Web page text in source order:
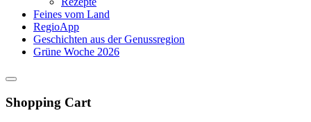
Feines vom Land
RegioApp
Geschichten aus der Genussregion
Grüne Woche 2026
Shopping Cart